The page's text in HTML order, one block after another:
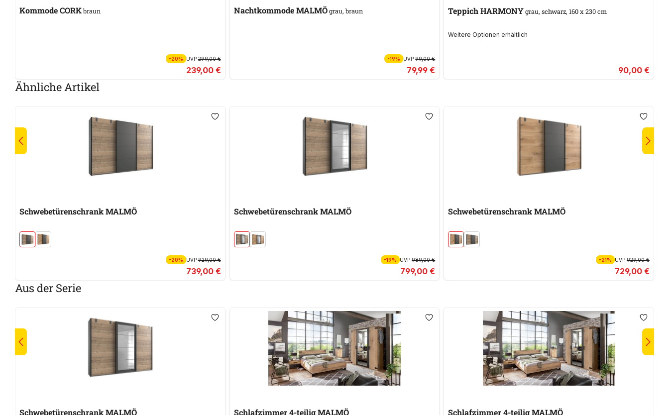
Kommode CORKbraun
-20% UVP299,00 €
239,00 €
Nachtkommode MALMÖgrau, braun
-19% UVP99,00 €
79,99 €
Teppich HARMONYgrau, schwarz, 160 x 230 cm
Weitere Optionen erhältlich
90,00 €
Ähnliche Artikel
Schwebetürenschrank MALMÖ
-20% UVP929,00 €
739,00 €
Schwebetürenschrank MALMÖ
-19% UVP989,00 €
799,00 €
Schwebetürenschrank MALMÖ
-21% UVP 929,00 €
729,00 €
Aus der Serie
Schwebetürenschrank MALMÖ Schlafzimmer 4-teilig MALMÖ Schlafzimmer 4-teilig MALMÖ